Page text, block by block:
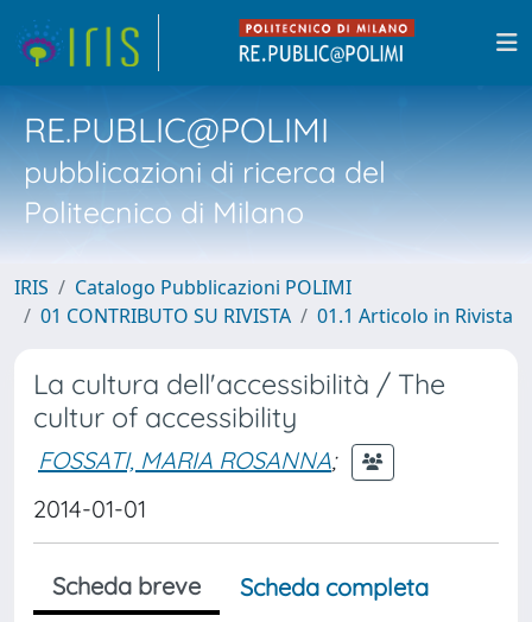
RE.PUBLIC@POLIMI
pubblicazioni di ricerca del
Politecnico di Milano
IRIS
Catalogo Pubblicazioni POLIMI
01 CONTRIBUTO SU RIVISTA
01.1 Articolo in Rivista
La cultura dell'accessibilità / The
cultur of accessibility
FOSSATI, MARIA ROSANNA;
2014-01-01
Scheda breve
Scheda completa